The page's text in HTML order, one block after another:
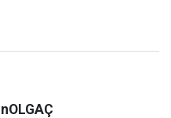
OLGAÇ